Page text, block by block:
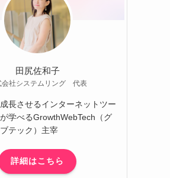
田尻佐和子
会社システムリング 代表
長させるインターネットツー
学べるGrowthWebTech（グ
テック）主宰
詳細はこちら